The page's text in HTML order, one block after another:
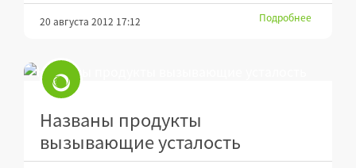
20 августа 2012 17:12 Подробнее
Названы продукты
вызывающие усталость